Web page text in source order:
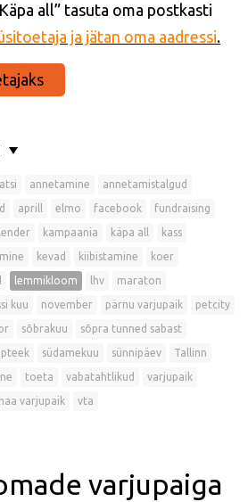
all” tasuta oma postkasti
ja jätan oma aadressi.
annetamine annetamistalgud
aprill elmo facebook fundraising
kampaania käpa all kass
kevad kiibistamine koer
lemmikloom lhv maraton
kuu november pärnu varjupaik petcity
sõbrakuu sõpra tunned sabast
südamekuu sünnipäev Tallinn
toeta vabatahtlikud varjupaik
varjupaik vta
varjupaiga